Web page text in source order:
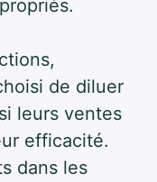
de diluer
leurs ventes
efficacité.
dans les